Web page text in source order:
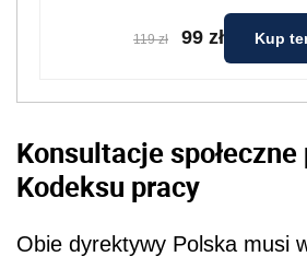
119 zł 99 zł Kup
Konsultacje
Kodeksu pracy
Obie dyrektywy Polska musi